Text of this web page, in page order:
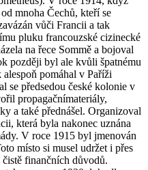
mnoha Čechů, kteří se
vůči Francii a tak
pluku francouzské cizinecké
na řece Sommě a bojoval
později byl ale kvůli špatnému
pomáhal v Paříži
se předsedou české kolonie v
propagačnímateriály,
a také přednášel. Organizoval
která byla nakonec uznána
V roce 1915 byl jmenován
místo si musel udržet i přes
finančních důvodů.